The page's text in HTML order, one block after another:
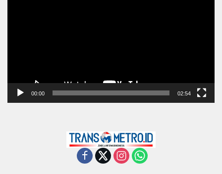
00:00 02:54